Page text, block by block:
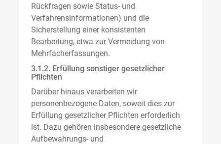
Rückfragen sowie Status- und
Verfahrensinformationen) und die
Sicherstellung einer konsistenten
Bearbeitung, etwa zur Vermeidung von
Mehrfacherfassungen.
3.1.2. Erfüllung sonstiger gesetzlicher
Pflichten
Darüber hinaus verarbeiten wir
personenbezogene Daten, soweit dies zur
Erfüllung gesetzlicher Pflichten erforderlich
ist. Dazu gehören insbesondere gesetzliche
Aufbewahrungs- und